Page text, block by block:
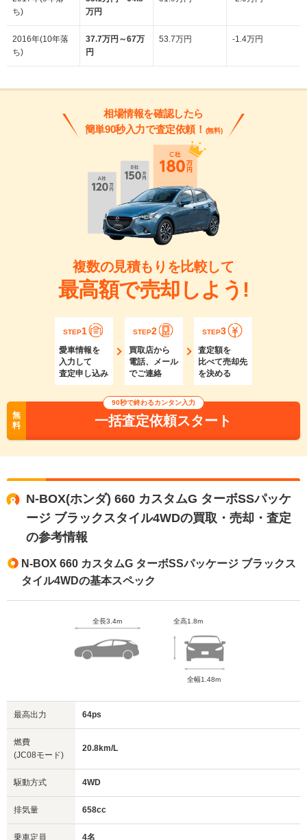
ち)
万円
2016年(10年落
ち)
37.7万円～67万
円
53.7万円 -1.4万円
相場情報を確認したら
簡単90秒入力で査定依頼！ (無料)
複数の見積もりを比較して
最高額で売却しよう!
STEP1
愛車情報を
入力して
査定申し込み
STEP2
買取店から
電話、メール
でご連絡
STEP3
査定額を
比べて売却先
を決める
無
料
90秒で終わるカンタン入力
一括査定依頼スタート
N-BOX(ホンダ) 660 カスタムG ターボSSパッケ
ージ ブラックスタイル4WDの買取・売却・査定
の参考情報
N-BOX 660 カスタムG ターボSSパッケージ ブラックス
タイル4WDの基本スペック
全長3.4m 全高1.8m
全幅1.48m
最高出力 64ps
燃費
(JC08モード)
20.8km/L
駆動方式 4WD
排気量 658cc
乗車定員 4名